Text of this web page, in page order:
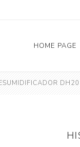
HOME PAGE
DH20